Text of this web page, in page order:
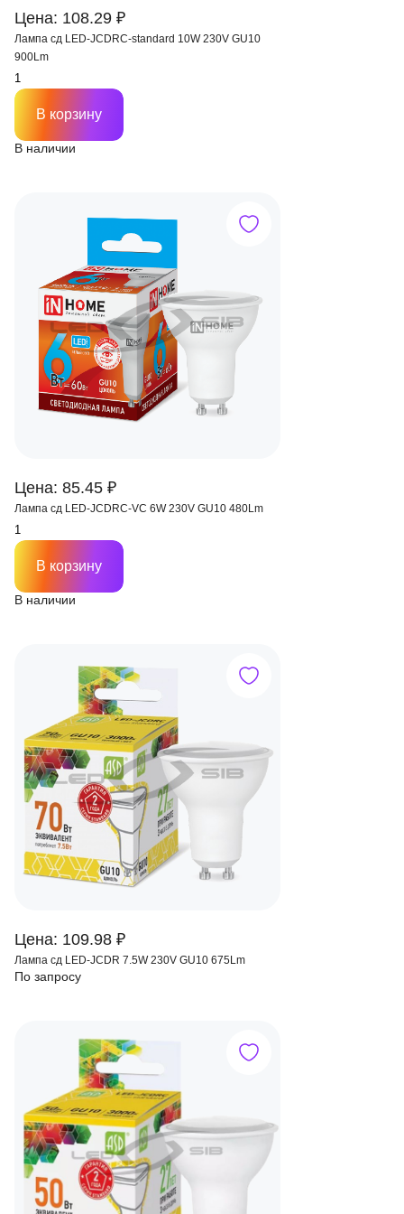
Цена: 108.29 ₽
Лампа сд LED-JCDRС-standard 10W 230V GU10
900Lm
В наличии
В корзину
Цена: 85.45 ₽
Лампа сд LED-JCDRС-VC 6W 230V GU10 480Lm
В наличии
В корзину
Цена: 109.98 ₽
Лампа сд LED-JCDR 7.5W 230V GU10 675Lm
По запросу